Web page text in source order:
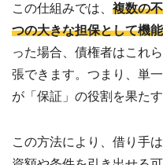
間
メ
ル
受
付・
翌
日
この仕組みでは、 複数の
つの大きな担保として機能
った場合、債権者はこれ
張できます。つまり、単
が「保証」の役割を果たす
この方法により、借り手